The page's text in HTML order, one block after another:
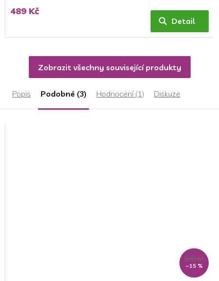
489 Kč
Detail
Zobrazit všechny související produkty
Popis Podobné (3) Hodnocení (1) Diskuze
699 Kč
–15 %